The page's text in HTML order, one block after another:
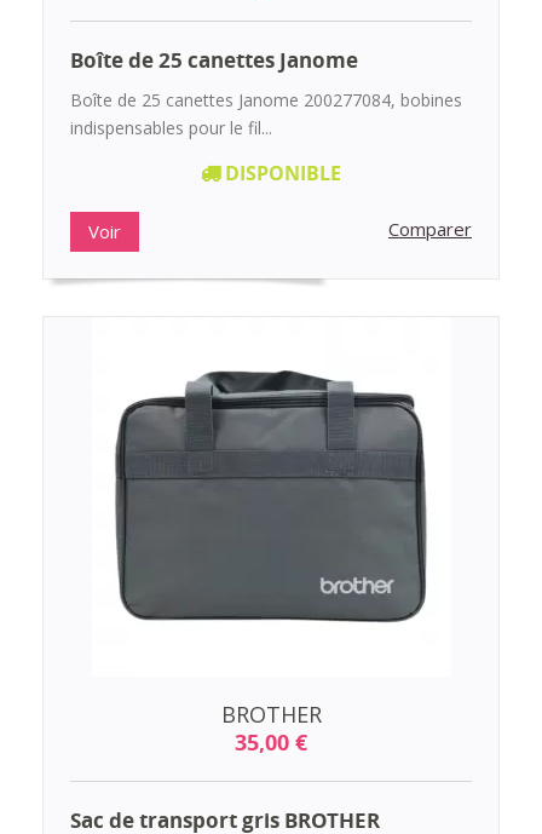
Boîte de 25 canettes Janome
Boîte de 25 canettes Janome 200277084, bobines
indispensables pour le fil...
DISPONIBLE
Voir Comparer
BROTHER
35,00 €
Sac de transport gris BROTHER